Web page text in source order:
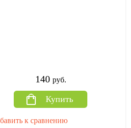
140 руб.
Купить
к сравнению